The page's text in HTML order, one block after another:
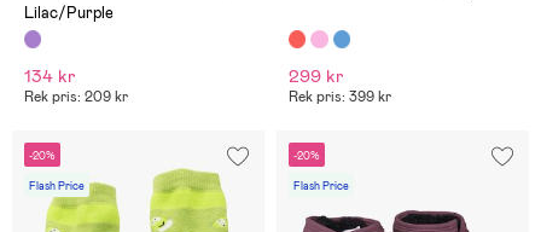
Lilac/Purple
134 kr
Rek pris: 209 kr
299 kr
Rek pris: 399 kr
-20%
Flash Price
-20%
Flash Price